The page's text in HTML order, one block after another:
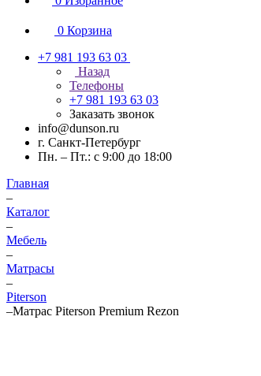
0 Корзина
+7 981 193 63 03
Назад
Телефоны
+7 981 193 63 03
Заказать звонок
info@dunson.ru
г. Санкт-Петербург
Пн. – Пт.: с 9:00 до 18:00
Главная
–
Каталог
–
Мебель
–
Матрасы
–
Piterson
–Матрас Piterson Premium Rezon